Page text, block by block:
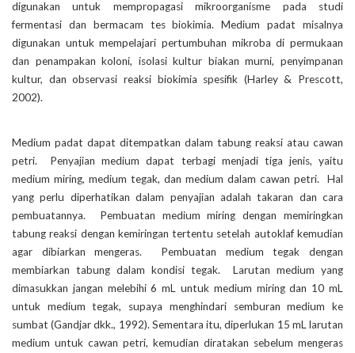
digunakan untuk mempropagasi mikroorganisme pada studi
fermentasi dan bermacam tes biokimia. Medium padat misalnya
digunakan untuk mempelajari pertumbuhan mikroba di permukaan
dan penampakan koloni, isolasi kultur biakan murni, penyimpanan
kultur, dan observasi reaksi biokimia spesifik (Harley & Prescott,
2002).
Medium padat dapat ditempatkan dalam tabung reaksi atau cawan
petri. Penyajian medium dapat terbagi menjadi tiga jenis, yaitu
medium miring, medium tegak, dan medium dalam cawan petri. Hal
yang perlu diperhatikan dalam penyajian adalah takaran dan cara
pembuatannya. Pembuatan medium miring dengan memiringkan
tabung reaksi dengan kemiringan tertentu setelah autoklaf kemudian
agar dibiarkan mengeras. Pembuatan medium tegak dengan
membiarkan tabung dalam kondisi tegak. Larutan medium yang
dimasukkan jangan melebihi 6 mL untuk medium miring dan 10 mL
untuk medium tegak, supaya menghindari semburan medium ke
sumbat (Gandjar dkk., 1992). Sementara itu, diperlukan 15 mL larutan
medium untuk cawan petri, kemudian diratakan sebelum mengeras